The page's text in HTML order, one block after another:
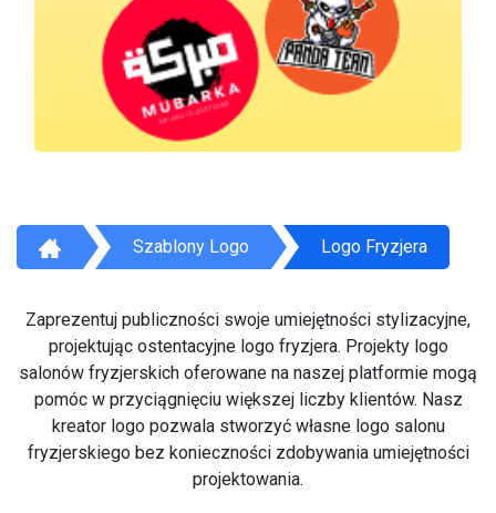
Szablony Logo Logo Fryzjera
Zaprezentuj publiczności swoje umiejętności stylizacyjne,
projektując ostentacyjne logo fryzjera. Projekty logo
salonów fryzjerskich oferowane na naszej platformie mogą
pomóc w przyciągnięciu większej liczby klientów. Nasz
kreator logo pozwala stworzyć własne logo salonu
fryzjerskiego bez konieczności zdobywania umiejętności
projektowania.